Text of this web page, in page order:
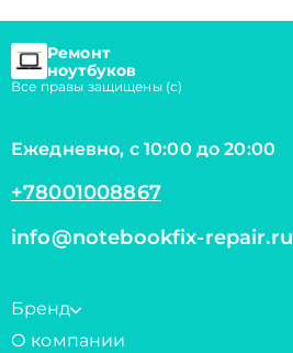
Ремонт
ноутбуков
Все правы защищены (с)
Ежедневно, с 10:00 до 20:00
+78001008867
info@notebookfix-repair.ru
Бренд
О компании